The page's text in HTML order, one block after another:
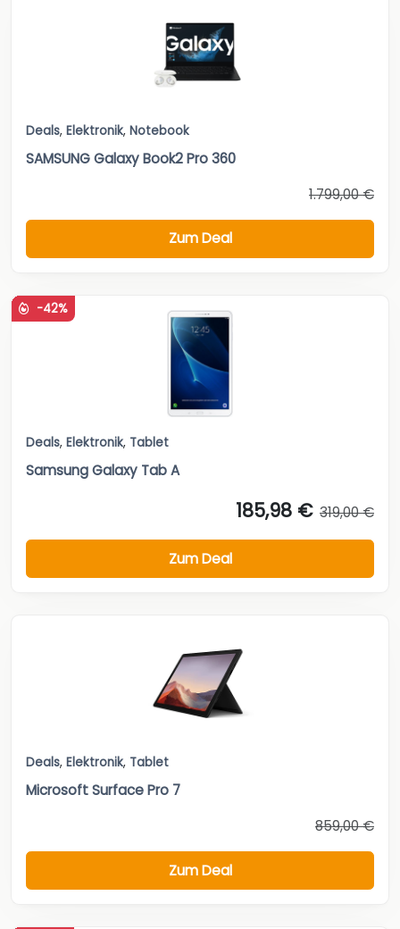
Deals, Elektronik, Notebook
SAMSUNG Galaxy Book2 Pro 360
1.799,00 €
Zum Deal
-42%
Deals, Elektronik, Tablet
Samsung Galaxy Tab A
185,98 € 319,00 €
Zum Deal
Deals, Elektronik, Tablet
Microsoft Surface Pro 7
859,00 €
Zum Deal